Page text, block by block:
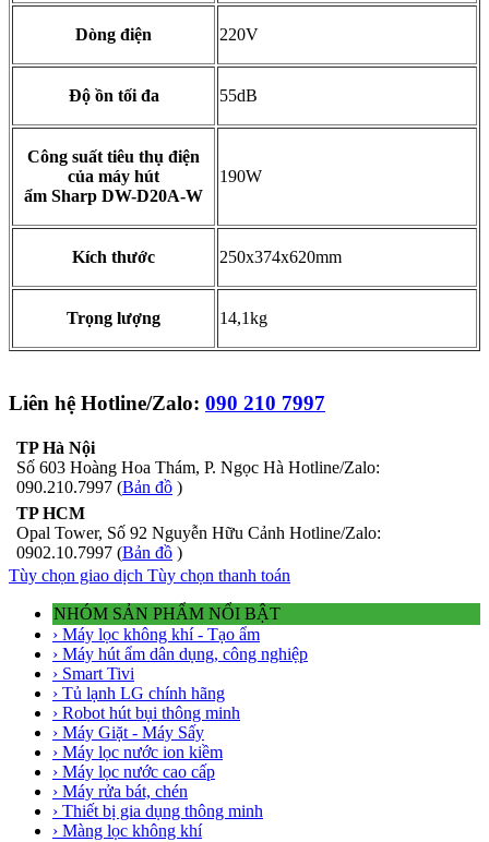
Dòng điện 220V
Độ ồn tối đa 55dB
Công suất tiêu thụ điện
của máy hút
ẩm Sharp DW-D20A-W
190W
Kích thước 250x374x620mm
Trọng lượng 14,1kg
Liên hệ Hotline/Zalo: 090 210 7997
TP Hà Nội
Số 603 Hoàng Hoa Thám, P. Ngọc Hà Hotline/Zalo:
090.210.7997 (Bản đồ )
TP HCM
Opal Tower, Số 92 Nguyễn Hữu Cảnh Hotline/Zalo:
0902.10.7997 (Bản đồ )
Tùy chọn giao dịch Tùy chọn thanh toán
NHÓM SẢN PHẨM NỔI BẬT
› Máy lọc không khí - Tạo ẩm
› Máy hút ẩm dân dụng, công nghiệp
› Smart Tivi
› Tủ lạnh LG chính hãng
› Robot hút bụi thông minh
› Máy Giặt - Máy Sấy
› Máy lọc nước ion kiềm
› Máy lọc nước cao cấp
› Máy rửa bát, chén
› Thiết bị gia dụng thông minh
› Màng lọc không khí